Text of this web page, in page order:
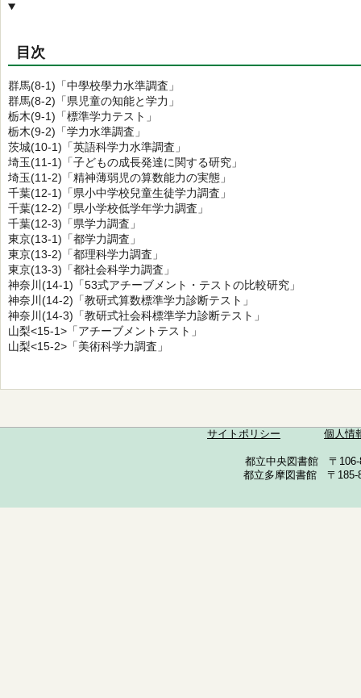
目次
群馬(8-1)「中學校學力水準調査」
群馬(8-2)「県児童の知能と学力」
栃木(9-1)「標準学力テスト」
栃木(9-2)「学力水準調査」
茨城(10-1)「英語科学力水準調査」
埼玉(11-1)「子どもの成長発達に関する研究」
埼玉(11-2)「精神薄弱児の算数能力の実態」
千葉(12-1)「県小中学校兒童生徒学力調査」
千葉(12-2)「県小学校低学年学力調査」
千葉(12-3)「県学力調査」
東京(13-1)「都学力調査」
東京(13-2)「都理科学力調査」
東京(13-3)「都社会科学力調査」
神奈川(14-1)「53式アチーブメント・テストの比較研究」
神奈川(14-2)「教研式算数標準学力診断テスト」
神奈川(14-3)「教研式社会科標準学力診断テスト」
山梨<15-1>「アチーブメントテスト」
山梨<15-2>「美術科学力調査」
サイトポリシー 個人情
都立中央図書館 〒
都立多摩図書館 〒185-